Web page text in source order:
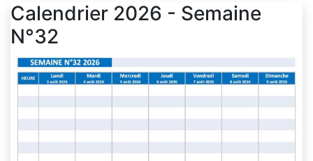
Calendrier 2026 - Semaine
N°32